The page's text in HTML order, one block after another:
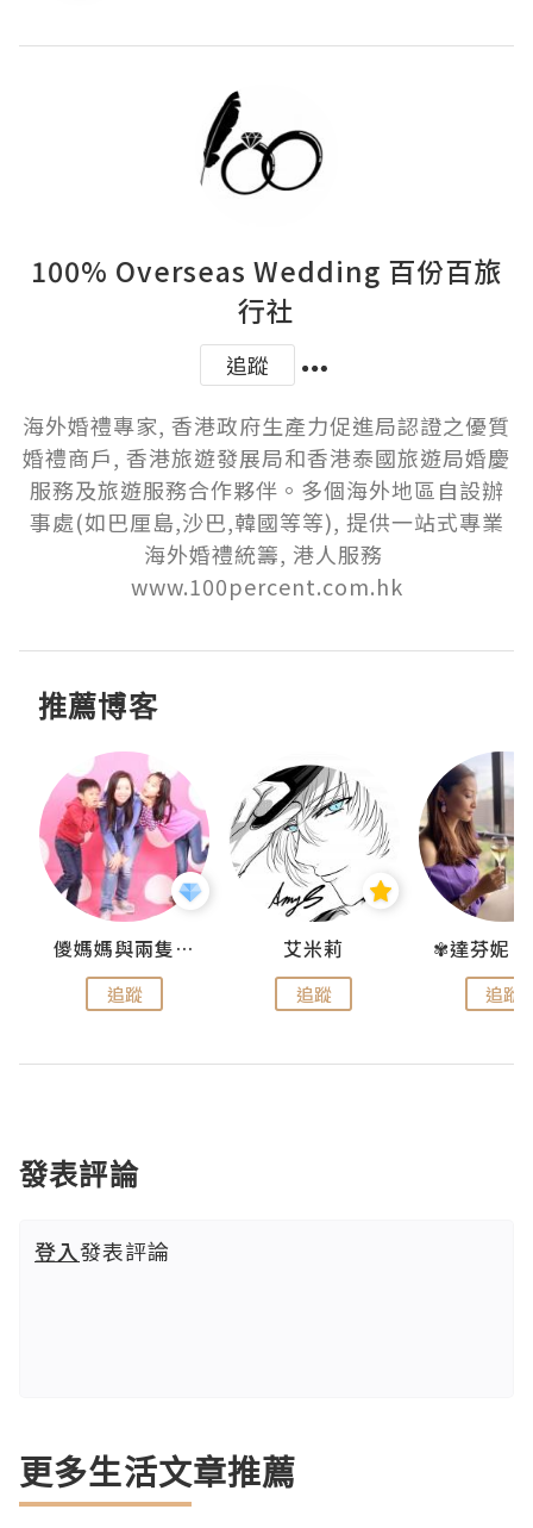
100% Overseas Wedding 百份百旅
行社
追蹤
海外婚禮專家, 香港政府生產力促進局認證之優質
婚禮商戶, 香港旅遊發展局和香港泰國旅遊局婚慶
服務及旅遊服務合作夥伴。多個海外地區自設辦
事處(如巴厘島,沙巴,韓國等等), 提供一站式專業
海外婚禮統籌, 港人服務
www.100percent.com.hk
推薦博客
儍媽媽與兩隻小魔怪之家
追蹤
艾米莉
追蹤 追蹤
發表評論
登入發表評論
更多生活文章推薦